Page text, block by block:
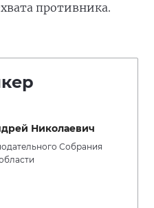
противника.
Николаевич
Собрания